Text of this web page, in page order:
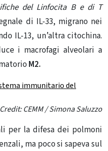
del Linfocita B e di T
di IL-33, migrano nei
IL-13, un’altra citochina.
i macrofagi alveolari a
M2.
CEMM / Simona Saluzzo
per la difesa dei polmoni
ma poco si sapeva sul